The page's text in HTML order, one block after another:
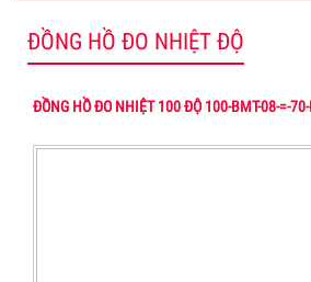
ĐỒNG HỒ ĐO NHIỆT ĐỘ
ĐỒNG HỒ ĐO NHIỆT 100 ĐỘ 100-BMT-08-=-